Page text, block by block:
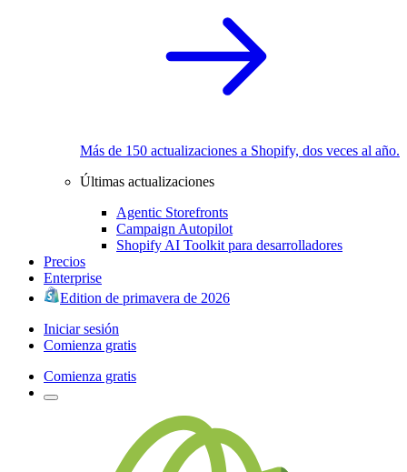
Más de 150 actualizaciones a Shopify, dos veces al año.
Últimas actualizaciones
Agentic Storefronts
Campaign Autopilot
Shopify AI Toolkit para desarrolladores
Precios
Enterprise
Edition de primavera de 2026
Iniciar sesión
Comienza gratis
Comienza gratis